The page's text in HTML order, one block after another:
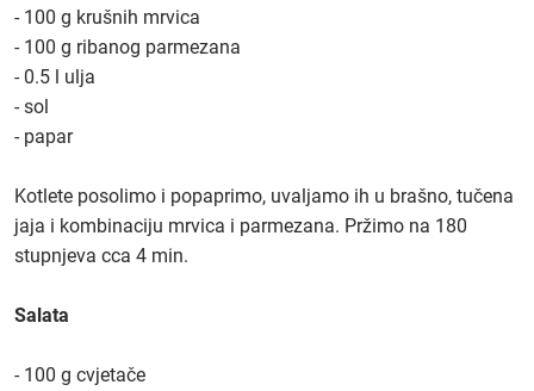
- 100 g krušnih mrvica
- 100 g ribanog parmezana
- 0.5 l ulja
- sol
- papar
Kotlete posolimo i popaprimo, uvaljamo ih u brašno, tučena
jaja i kombinaciju mrvica i parmezana. Pržimo na 180
stupnjeva cca 4 min.
Salata
- 100 g cvjetače